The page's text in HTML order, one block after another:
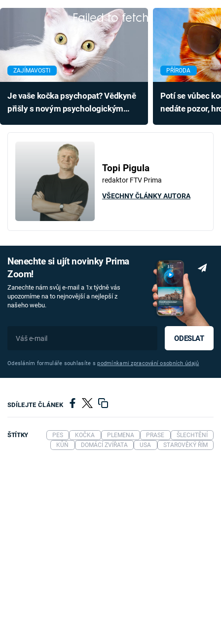
Failed to fetch
ZAJÍMAVOSTI
Je vaše kočka psychopat? Vědkyně
přišly s novým psychologickým
PŘÍRODA
Potí se vůbec
nedáte pozor,
Topi Pigula
redaktor FTV Prima
VŠECHNY ČLÁNKY AUTORA
Nenechte si ujít novinky Prima
Zoom!
Zanechte nám svůj e-mail a 1x týdně vás
upozorníme na to nejnovější a nejlepší z
našeho webu.
ODESLAT
Odesláním formuláře souhlasíte spodmínkami zpracování osobních údajů
SDÍLEJTE ČLÁNEK
ŠTÍTKY PES KOČKA PLEMENA PRASE
ŠLECHTĚNÍ
KŮŇ
DOMÁCÍ ZVÍŘATA USA STAROVĚKÝ ŘÍM